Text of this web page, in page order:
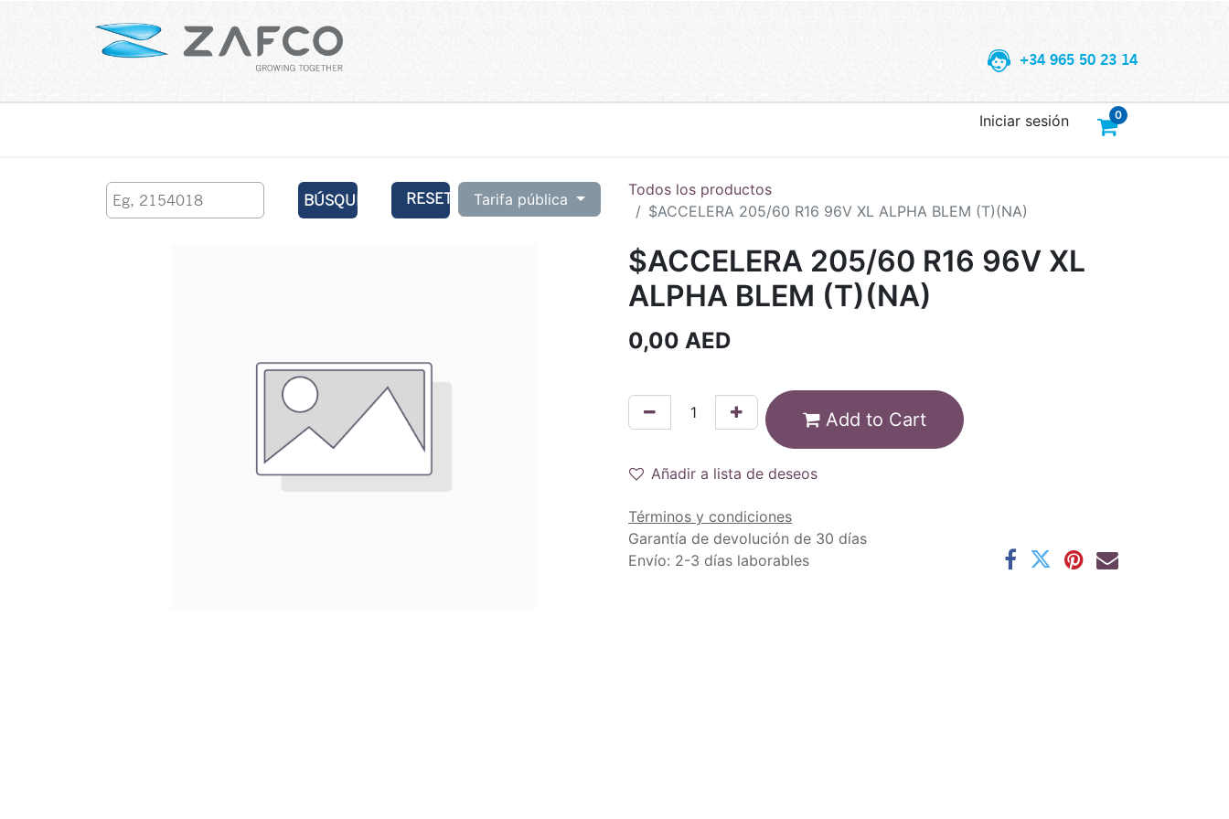
+34 965 50 23 14
0
Iniciar sesión
BÚSQUEDA RESET Tarifa pública
Todos los productos
$ACCELERA 205/60 R16 96V XL ALPHA BLEM (T)(NA)
$ACCELERA 205/60 R16 96V XL
ALPHA BLEM (T)(NA)
0,00 AED
Add to Cart
Añadir a lista de deseos
Términos y condiciones
Garantía de devolución de 30 días
Envío: 2-3 días laborables